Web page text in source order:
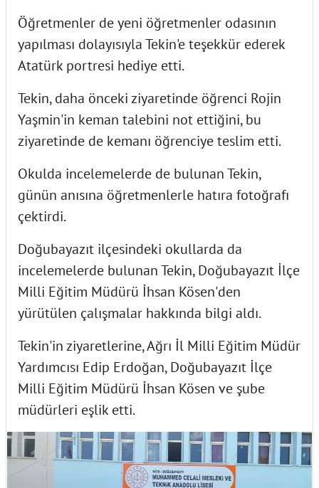
Öğretmenler de yeni öğretmenler odasının
yapılması dolayısıyla Tekin'e teşekkür ederek
Atatürk portresi hediye etti.
Tekin, daha önceki ziyaretinde öğrenci Rojin
Yaşmin'in keman talebini not ettiğini, bu
ziyaretinde de kemanı öğrenciye teslim etti.
Okulda incelemelerde de bulunan Tekin,
günün anısına öğretmenlerle hatıra fotoğrafı
çektirdi.
Doğubayazıt ilçesindeki okullarda da
incelemelerde bulunan Tekin, Doğubayazıt İlçe
Milli Eğitim Müdürü İhsan Kösen'den
yürütülen çalışmalar hakkında bilgi aldı.
Tekin'in ziyaretlerine, Ağrı İl Milli Eğitim Müdür
Yardımcısı Edip Erdoğan, Doğubayazıt İlçe
Milli Eğitim Müdürü İhsan Kösen ve şube
müdürleri eşlik etti.